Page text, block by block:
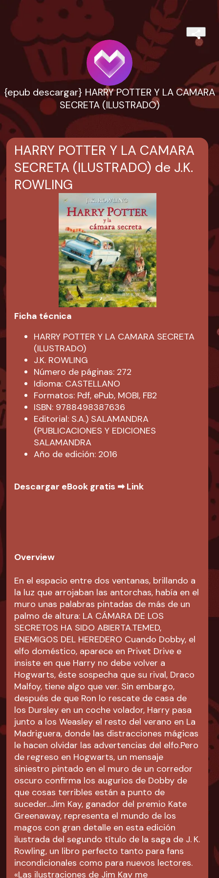
{epub descargar} HARRY POTTER Y LA CAMARA
SECRETA (ILUSTRADO)
HARRY POTTER Y LA CAMARA
SECRETA (ILUSTRADO) de J.K.
ROWLING
Ficha técnica
HARRY POTTER Y LA CAMARA SECRETA
(ILUSTRADO)
J.K. ROWLING
Número de páginas: 272
Idioma: CASTELLANO
Formatos: Pdf, ePub, MOBI, FB2
ISBN: 9788498387636
Editorial: S.A.) SALAMANDRA
(PUBLICACIONES Y EDICIONES
SALAMANDRA
Año de edición: 2016
Descargar eBook gratis ➡Link
Overview
En el espacio entre dos ventanas, brillando a
la luz que arrojaban las antorchas, había en el
muro unas palabras pintadas de más de un
palmo de altura: LA CÁMARA DE LOS
SECRETOS HA SIDO ABIERTA.TEMED,
ENEMIGOS DEL HEREDERO Cuando Dobby, el
elfo doméstico, aparece en Privet Drive e
insiste en que Harry no debe volver a
Hogwarts, éste sospecha que su rival, Draco
Malfoy, tiene algo que ver. Sin embargo,
después de que Ron lo rescate de casa de
los Dursley en un coche volador, Harry pasa
junto a los Weasley el resto del verano en La
Madriguera, donde las distracciones mágicas
le hacen olvidar las advertencias del elfo.Pero
de regreso en Hogwarts, un mensaje
siniestro pintado en el muro de un corredor
oscuro confirma los augurios de Dobby de
que cosas terribles están a punto de
suceder...Jim Kay, ganador del premio Kate
Greenaway, representa el mundo de los
magos con gran detalle en esta edición
ilustrada del segundo título de la saga de J. K.
Rowling, un libro perfecto tanto para fans
incondicionales como para nuevos lectores.
«Las ilustraciones de Jim Kay me